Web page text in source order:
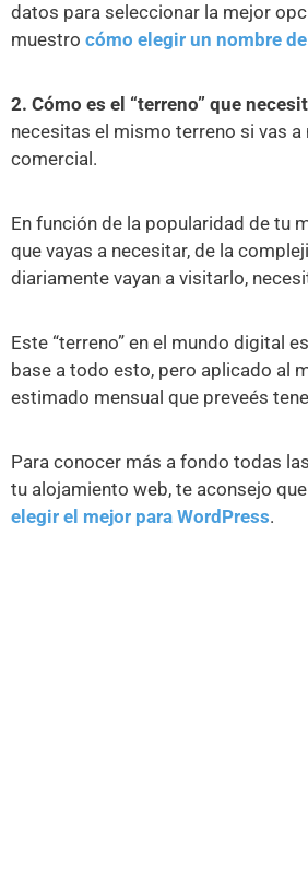
datos para seleccionar la mejor
muestro cómo elegir un nombre
2. Cómo es el “terreno” que
necesitas el mismo terreno si vas
comercial.
En función de la popularidad de tu
que vayas a necesitar, de la
diariamente vayan a visitarlo,
Este “terreno” en el mundo digital
base a todo esto, pero aplicado al
estimado mensual que preveés
Para conocer más a fondo todas
tu alojamiento web, te aconsejo
elegir el mejor para WordPress.